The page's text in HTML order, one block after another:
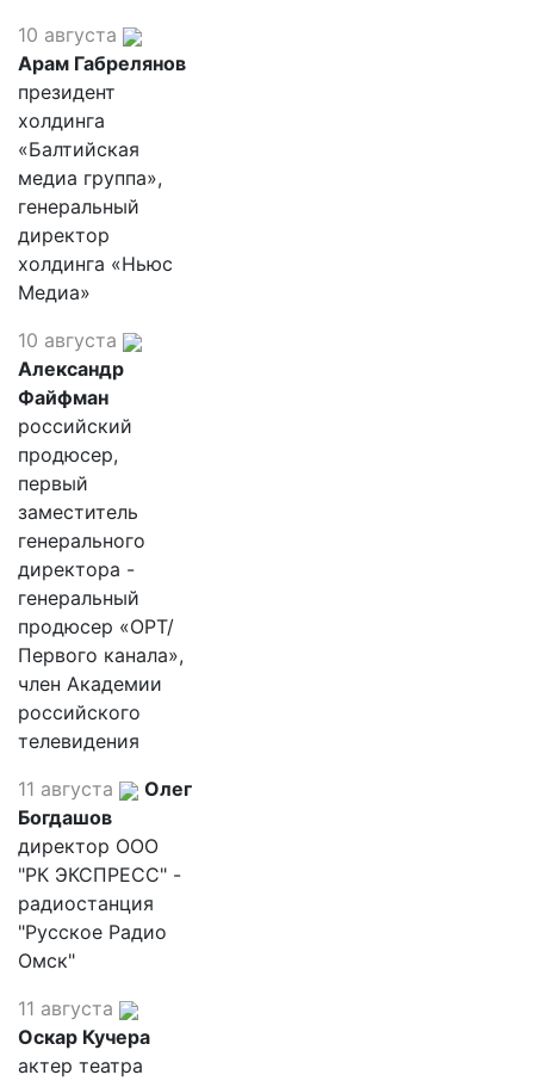
10 августа
Арам Габрелянов
президент
холдинга
«Балтийская
медиа группа»,
генеральный
директор
холдинга «Ньюс
Медиа»
10 августа
Александр
Файфман
российский
продюсер,
первый
заместитель
генерального
директора -
генеральный
продюсер «ОРТ/
Первого канала»,
член Академии
российского
телевидения
11 августа
Олег
Богдашов
директор ООО
"РК ЭКСПРЕСС" -
радиостанция
"Русское Радио
Омск"
11 августа
Оскар Кучера
актер театра